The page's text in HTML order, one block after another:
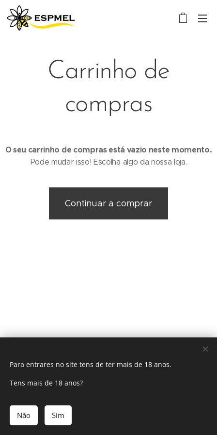
Carrinho de
compras
O seu carrinho de compras está vazio neste momento.
Pode mudar isso! Escolha algo da nossa loja.
Continuar a comprar
Todos os direitos reservados 2025
Para entrares no site tens de ter mais de 18 anos.
Tens mais de 18 anos?
Não Sim